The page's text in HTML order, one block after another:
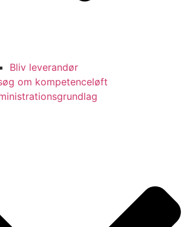
Bliv leverandør
om kompetenceløft